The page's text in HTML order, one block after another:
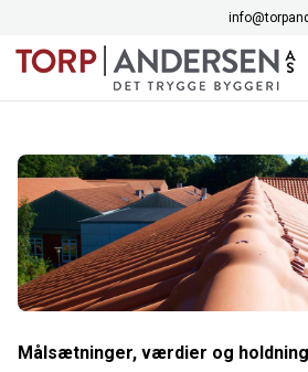
Målsætninger, værdier og